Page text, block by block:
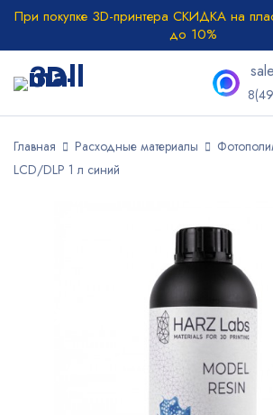
При покупке 3D-принтера СКИДКА на
до 10%
Главная Расходные материалы
LCD/DLP 1 л синий